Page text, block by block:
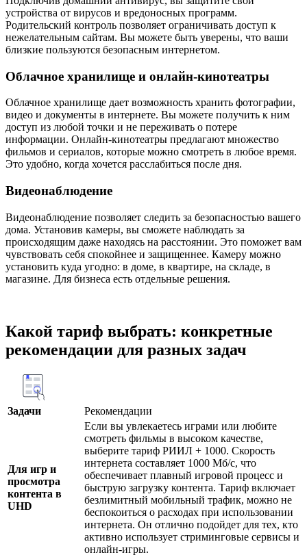
устройства от вирусов и вредоносных программ.
Родительский контроль позволяет ограничивать доступ к
нежелательным сайтам. Вы можете быть уверены, что ваши
близкие пользуются безопасным интернетом.
Облачное хранилище и онлайн-кинотеатры
Облачное хранилище дает возможность хранить фотографии,
видео и документы в интернете. Вы можете получить к ним
доступ из любой точки и не переживать о потере
информации. Онлайн-кинотеатры предлагают множество
фильмов и сериалов, которые можно смотреть в любое время.
Это удобно, когда хочется расслабиться после дня.
Видеонаблюдение
Видеонаблюдение позволяет следить за безопасностью вашего
дома. Установив камеры, вы сможете наблюдать за
происходящим даже находясь на расстоянии. Это поможет вам
чувствовать себя спокойнее и защищеннее. Камеру можно
установить куда угодно: в доме, в квартире, на складе, в
магазине. Для бизнеса есть отдельные решения.
Какой тариф выбрать: конкретные
рекомендации для разных задач
Задачи Рекомендации
Для игр и
просмотра
контента в
UHD
Если вы увлекаетесь играми или любите
смотреть фильмы в высоком качестве,
выберите тариф РИИЛ + 1000. Скорость
интернета составляет 1000 Мб/с, что
обеспечивает плавный игровой процесс и
быструю загрузку контента. Тариф включает
безлимитный мобильный трафик, можно не
беспокоиться о расходах при использовании
интернета. Он отлично подойдет для тех, кто
активно использует стриминговые сервисы и
онлайн-игры.